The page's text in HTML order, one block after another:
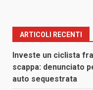
ARTICOLI RECENTI
Investe un ciclista
scappa: denunciato
auto sequestrata